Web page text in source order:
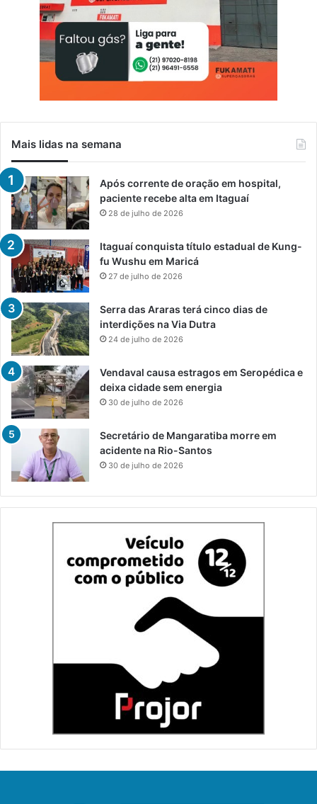
Mais lidas na semana
Após corrente de oração em hospital,
paciente recebe alta em Itaguaí
28 de julho de 2026
Itaguaí conquista título estadual de Kung-
fu Wushu em Maricá
27 de julho de 2026
Serra das Araras terá cinco dias de
interdições na Via Dutra
24 de julho de 2026
Vendaval causa estragos em Seropédica e
deixa cidade sem energia
30 de julho de 2026
Secretário de Mangaratiba morre em
acidente na Rio-Santos
30 de julho de 2026